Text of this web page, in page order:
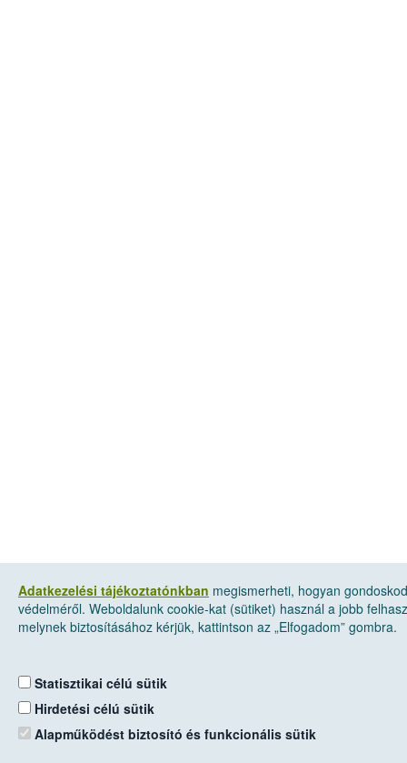
Adatkezelési tájékoztatónkban megismerheti, hogyan
védelméről. Weboldalunk cookie-kat (sütiket) használ a jobb
melynek biztosításához kérjük, kattintson az „Elfogadom” gombra.
Statisztikai célú sütik
Hirdetési célú sütik
Alapműködést biztosító és funkcionális sütik